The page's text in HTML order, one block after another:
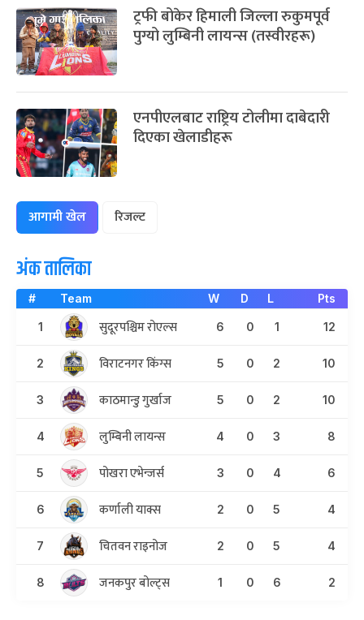
ट्रफी बोकेर हिमाली जिल्ला रुकुमपूर्व
पुग्यो लुम्बिनी लायन्स (तस्वीरहरू)
एनपीएलबाट राष्ट्रिय टोलीमा दाबेदारी
दिएका खेलाडीहरू
आगामी खेल रिजल्ट
अंक तालिका
# Team W D L Pts
1 सुदूरपश्चिम रोएल्स 6 0 1 12
2 विराटनगर किंग्स 5 0 2 10
3 काठमान्डु गुर्खाज 5 0 2 10
4 लुम्बिनी लायन्स 4 0 3 8
5 पोखरा एभेन्जर्स 3 0 4 6
6 कर्णाली याक्स 2 0 5 4
7 चितवन राइनोज 2 0 5 4
8 जनकपुर बोल्ट्स 1 0 6 2